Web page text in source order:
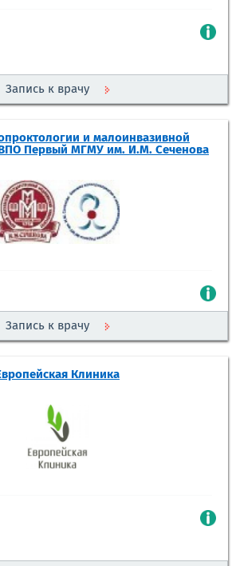
Запись к врачу
и малоинвазивной
Первый МГМУ им. И.М. Сеченова
Запись к врачу
Клиника